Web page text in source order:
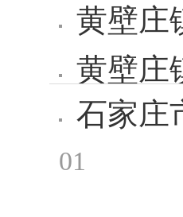
黄壁庄
黄壁庄
石家庄
01